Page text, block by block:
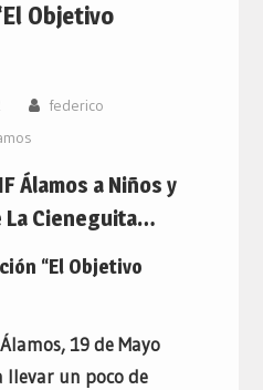
Objetivo
federico
Álamos a Niños y
La Cieneguita…
“El Objetivo
19 de Mayo
llevar un poco de